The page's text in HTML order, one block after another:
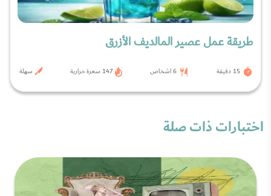
طريقة عمل عصير المالديف الأزرق
15 دقيقة 6 اشخاص 147 سعرة حرارية سهلة
اختبارات ذات صلة